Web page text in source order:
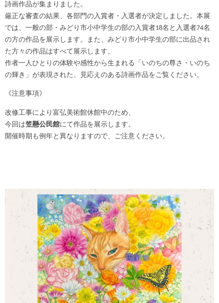
詩画作品が集まりました。
厳正な審査の結果、各部門の入賞者・入選者が決定しました。本展
では、一般の部・みどり市小中学生の部の入賞者18名と入選者74名
の方の作品を展示します。また、みどり市小中学生の部に出品され
た方々の作品はすべて展示します。
作者一人ひとりの体験や感性から生まれる「いのちの尊さ・いのち
の輝き」が表現された、見応えのある詩画作品をご覧ください。
《注意事項》
改修工事により富弘美術館休館中のため、
今回は笠懸公民館にて作品を展示します。
開催時期も例年と異なりますので、ご注意ください。